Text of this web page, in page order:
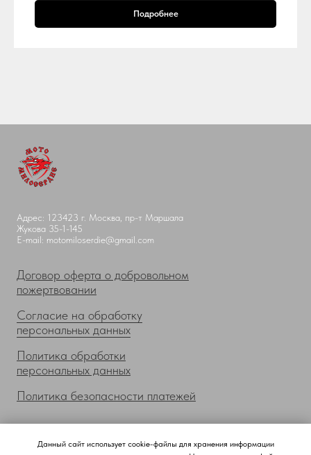
Подробнее
Адрес: 123423 г. Москва, пр-т Маршала
Жукова 35-1-145
E-mail: motomiloserdie@gmail.com
Договор оферта о добровольном
пожертвовании
Согласие на обработку
персональных данных
Политика обработки
персональных данных
Политика безопасности платежей
Данный сайт использует cookie-файлы для хранения информации